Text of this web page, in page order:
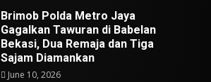
Brimob Polda Metro Jaya
Gagalkan Tawuran di Babelan
Bekasi, Dua Remaja dan Tiga
Sajam Diamankan
June 10, 2026